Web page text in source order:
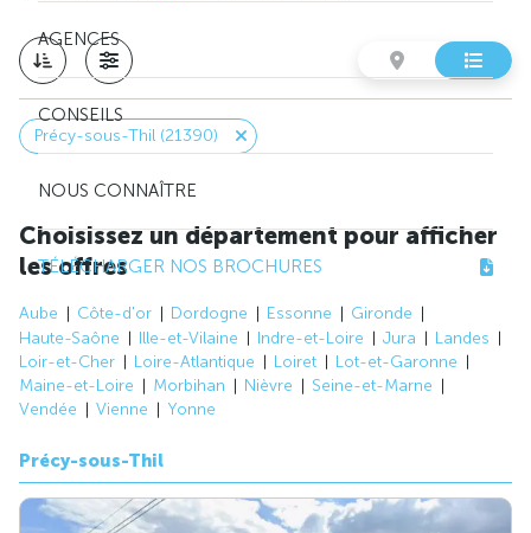
AGENCES
CONSEILS
NOUS CONNAÎTRE
TÉLÉCHARGER NOS BROCHURES
Précy-sous-Thil (21390)
Choisissez un département pour afficher
les offres
Aube Côte-d'or Dordogne Essonne
Gironde
Haute-Saône
Ille-et-Vilaine Indre-et-Loire Jura
Landes
Loir-et-Cher
Loire-Atlantique Loiret
Lot-et-Garonne
Maine-et-Loire
Morbihan Nièvre
Seine-et-Marne
Vendée
Vienne Yonne
Précy-sous-Thil